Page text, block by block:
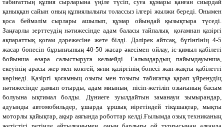
табиғаттың құпия сырларына үңіле түсіп, суға құмары қанған сиырдай
қаныққан сайын оның құпиялылығы толассыз ілгері жылжи береді. Онымен
қоса беймәлім сырлары ашылып, құмар ойындай қызықтыра түседі.
Заңғарлы зерттеудің нәтижесінде адам баласы тайпалық
қоғамнан қазіргі
ақпараттық қоғам дәрежесіне жете білді. Дәлірек айтсақ, бүгінгінің 4-5
жасар бөпесін бұрынғының 40-50 жасар әкесімен ойлау, іс-қимыл қабілеті
бойынша өзара салыстыруға келмейді. Ғалымдардың пайымдауынша,
екеуінің арасы жер мен көктей, яғни қазіргінің бөпесі жан-жақты қабілетті
көрінеді. Қазіргі қоғамның озығы мен тозығы табиғатқа қарап үйренудің
нәтижесінде дамып отырды, адам миының
пісіп-жетіліп озығының басым
болуына ықтимал болды. Дүниеге зуылдайтын заманауи зымырандар,
адуынды автомобильдер, ұшарда ұршық иіретіндей тікұшақтар, мықты
моторлы қайықтар, ақыр аяғында роботтар келді.Ғылымда озық техниканың
жетістігі ретінде айтылғанымен, оның барлығы ой тұрғысынан алғанда